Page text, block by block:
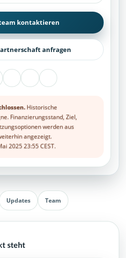
kontaktieren
anfragen
Historische
Finanzierungsstand, Ziel,
werden aus
angezeigt.
2025 23:55 CEST.
Updates Team
steht